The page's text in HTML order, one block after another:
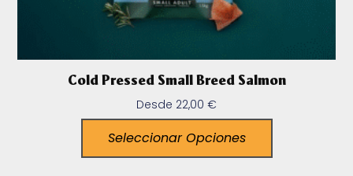
Cold Pressed Small Breed Salmon
Desde 22,00 €
Seleccionar Opciones